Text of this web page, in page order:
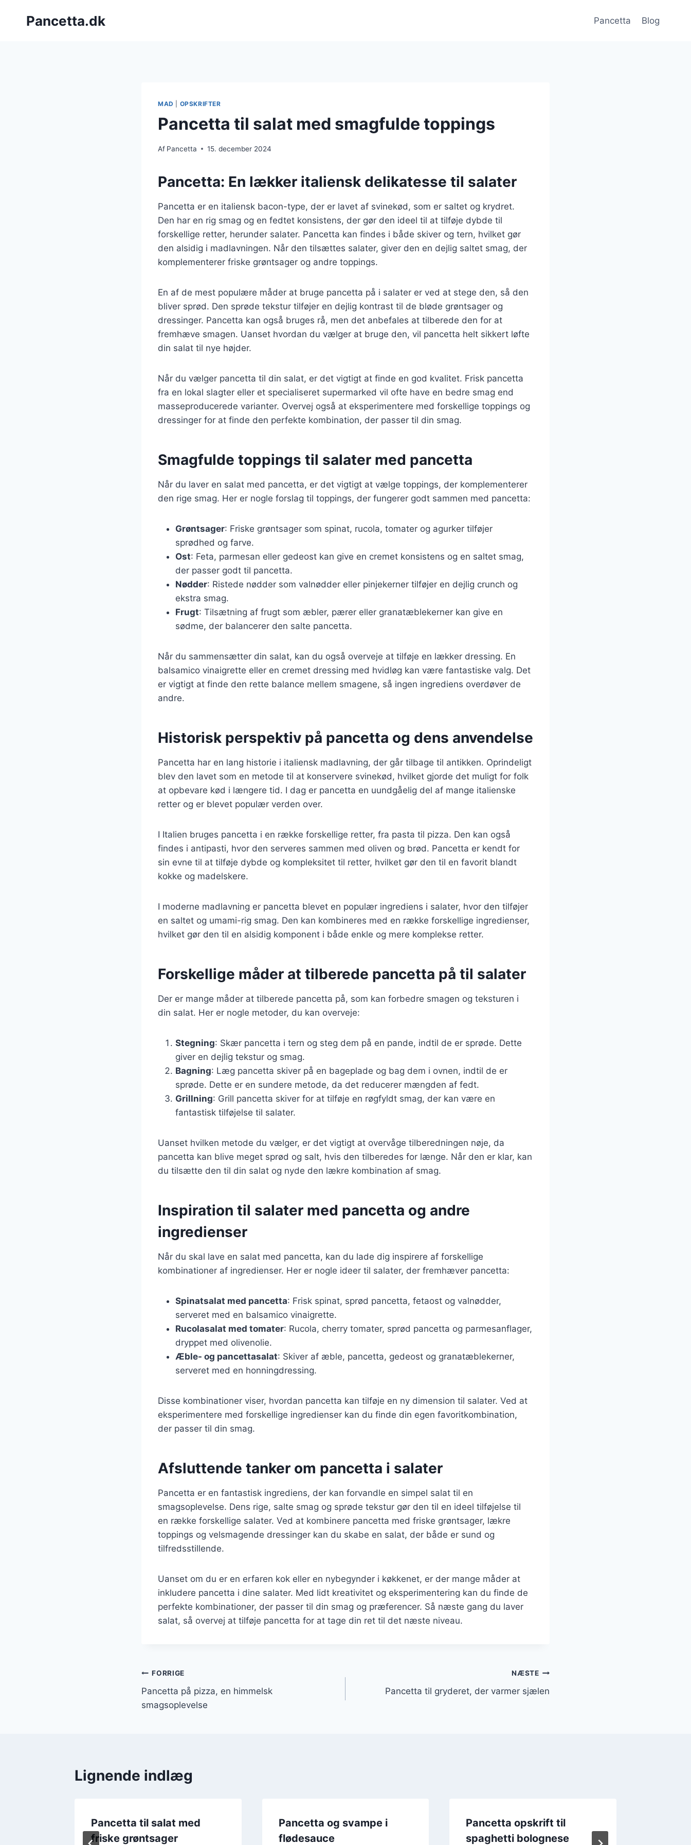
Pancetta.dk Pancetta Blog
MAD OPSKRIFTER
Pancetta til salat med smagfulde toppings
Af Pancetta 15. december 2024
Pancetta: En lækker italiensk delikatesse til salater
Pancetta er en italiensk bacon-type, der er lavet af svinekød, som er saltet og krydret.
Den har en rig smag og en fedtet konsistens, der gør den ideel til at tilføje dybde til
forskellige retter, herunder salater. Pancetta kan findes i både skiver og tern, hvilket gør
den alsidig i madlavningen. Når den tilsættes salater, giver den en dejlig saltet smag, der
komplementerer friske grøntsager og andre toppings.
En af de mest populære måder at bruge pancetta på i salater er ved at stege den, så den
bliver sprød. Den sprøde tekstur tilføjer en dejlig kontrast til de bløde grøntsager og
dressinger. Pancetta kan også bruges rå, men det anbefales at tilberede den for at
fremhæve smagen. Uanset hvordan du vælger at bruge den, vil pancetta helt sikkert løfte
din salat til nye højder.
Når du vælger pancetta til din salat, er det vigtigt at finde en god kvalitet. Frisk pancetta
fra en lokal slagter eller et specialiseret supermarked vil ofte have en bedre smag end
masseproducerede varianter. Overvej også at eksperimentere med forskellige toppings og
dressinger for at finde den perfekte kombination, der passer til din smag.
Smagfulde toppings til salater med pancetta
Når du laver en salat med pancetta, er det vigtigt at vælge toppings, der komplementerer
den rige smag. Her er nogle forslag til toppings, der fungerer godt sammen med pancetta:
Grøntsager: Friske grøntsager som spinat, rucola, tomater og agurker tilføjer
sprødhed og farve.
Ost: Feta, parmesan eller gedeost kan give en cremet konsistens og en saltet smag,
der passer godt til pancetta.
Nødder: Ristede nødder som valnødder eller pinjekerner tilføjer en dejlig crunch og
ekstra smag.
Frugt: Tilsætning af frugt som æbler, pærer eller granatæblekerner kan give en
sødme, der balancerer den salte pancetta.
Når du sammensætter din salat, kan du også overveje at tilføje en lækker dressing. En
balsamico vinaigrette eller en cremet dressing med hvidløg kan være fantastiske valg. Det
er vigtigt at finde den rette balance mellem smagene, så ingen ingrediens overdøver de
andre.
Historisk perspektiv på pancetta og dens anvendelse
Pancetta har en lang historie i italiensk madlavning, der går tilbage til antikken. Oprindeligt
blev den lavet som en metode til at konservere svinekød, hvilket gjorde det muligt for folk
at opbevare kød i længere tid. I dag er pancetta en uundgåelig del af mange italienske
retter og er blevet populær verden over.
I Italien bruges pancetta i en række forskellige retter, fra pasta til pizza. Den kan også
findes i antipasti, hvor den serveres sammen med oliven og brød. Pancetta er kendt for
sin evne til at tilføje dybde og kompleksitet til retter, hvilket gør den til en favorit blandt
kokke og madelskere.
I moderne madlavning er pancetta blevet en populær ingrediens i salater, hvor den tilføjer
en saltet og umami-rig smag. Den kan kombineres med en række forskellige ingredienser,
hvilket gør den til en alsidig komponent i både enkle og mere komplekse retter.
Forskellige måder at tilberede pancetta på til salater
Der er mange måder at tilberede pancetta på, som kan forbedre smagen og teksturen i
din salat. Her er nogle metoder, du kan overveje:
Stegning: Skær pancetta i tern og steg dem på en pande, indtil de er sprøde. Dette
giver en dejlig tekstur og smag.
Bagning: Læg pancetta skiver på en bageplade og bag dem i ovnen, indtil de er
sprøde. Dette er en sundere metode, da det reducerer mængden af fedt.
Grillning: Grill pancetta skiver for at tilføje en røgfyldt smag, der kan være en
fantastisk tilføjelse til salater.
Uanset hvilken metode du vælger, er det vigtigt at overvåge tilberedningen nøje, da
pancetta kan blive meget sprød og salt, hvis den tilberedes for længe. Når den er klar, kan
du tilsætte den til din salat og nyde den lækre kombination af smag.
Inspiration til salater med pancetta og andre
ingredienser
Når du skal lave en salat med pancetta, kan du lade dig inspirere af forskellige
kombinationer af ingredienser. Her er nogle ideer til salater, der fremhæver pancetta:
Spinatsalat med pancetta: Frisk spinat, sprød pancetta, fetaost og valnødder,
serveret med en balsamico vinaigrette.
Rucolasalat med tomater: Rucola, cherry tomater, sprød pancetta og parmesanflager,
dryppet med olivenolie.
Æble- og pancettasalat: Skiver af æble, pancetta, gedeost og granatæblekerner,
serveret med en honningdressing.
Disse kombinationer viser, hvordan pancetta kan tilføje en ny dimension til salater. Ved at
eksperimentere med forskellige ingredienser kan du finde din egen favoritkombination,
der passer til din smag.
Afsluttende tanker om pancetta i salater
Pancetta er en fantastisk ingrediens, der kan forvandle en simpel salat til en
smagsoplevelse. Dens rige, salte smag og sprøde tekstur gør den til en ideel tilføjelse til
en række forskellige salater. Ved at kombinere pancetta med friske grøntsager, lækre
toppings og velsmagende dressinger kan du skabe en salat, der både er sund og
tilfredsstillende.
Uanset om du er en erfaren kok eller en nybegynder i køkkenet, er der mange måder at
inkludere pancetta i dine salater. Med lidt kreativitet og eksperimentering kan du finde de
perfekte kombinationer, der passer til din smag og præferencer. Så næste gang du laver
salat, så overvej at tilføje pancetta for at tage din ret til det næste niveau.
Indlægsnavigation
FORRIGE
Pancetta på pizza, en himmelsk
smagsoplevelse
NÆSTE
Pancetta til gryderet, der varmer sjælen
Lignende indlæg
Pancetta til salat med
friske grøntsager
Pancetta og svampe i
flødesauce
Pancetta opskrift til
spaghetti bolognese